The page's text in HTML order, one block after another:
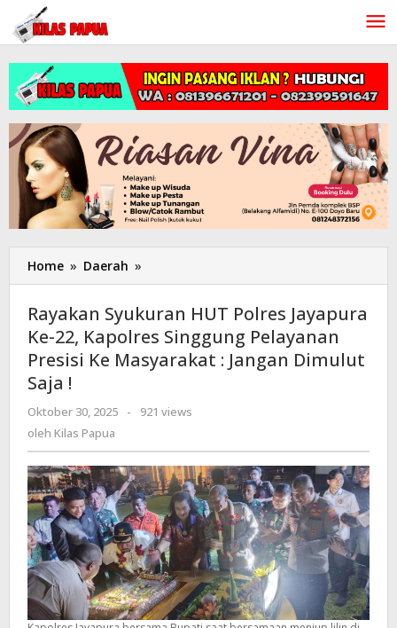
Lewati
konten
Home » Daerah »
Syukuran
Polres
Jayapura
Ke-
Singgung
Presisi
Ke
Masyarakat
:
Jangan
Dimulut
Saja
!
Rayakan Syukuran HUT Polres Jayapura
Ke-22, Kapolres Singgung Pelayanan
Presisi Ke Masyarakat : Jangan Dimulut
Saja !
Oktober 30, 2025
oleh
-
921 views
oleh Kilas Papua